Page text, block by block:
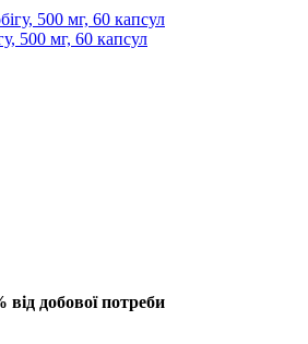
500 мг, 60 капсул
від добової потреби